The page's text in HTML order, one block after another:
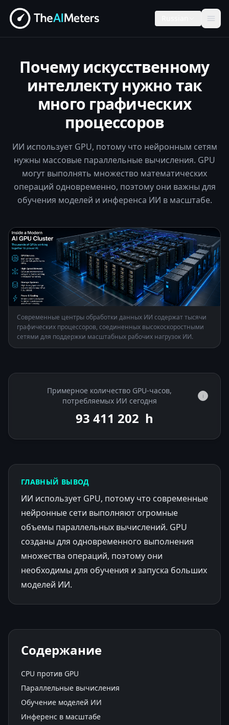
Почему искусственному
интеллекту нужно так
много графических
процессоров
ИИ использует GPU, потому что нейронным сетям
нужны массовые параллельные вычисления. GPU
могут выполнять множество математических
операций одновременно, поэтому они важны для
обучения моделей и инференса ИИ в масштабе.
Современные центры обработки данных ИИ содержат тысячи
графических процессоров, соединенных высокоскоростными
сетями для поддержки масштабных рабочих нагрузок ИИ.
Примерное количество GPU-часов,
потребляемых ИИ сегодня
i
93 411 972 h
ГЛАВНЫЙ ВЫВОД
ИИ использует GPU, потому что современные
нейронные сети выполняют огромные
объемы параллельных вычислений. GPU
созданы для одновременного выполнения
множества операций, поэтому они
необходимы для обучения и запуска больших
моделей ИИ.
Содержание
CPU против GPU
Параллельные вычисления
Обучение моделей ИИ
Инференс в масштабе